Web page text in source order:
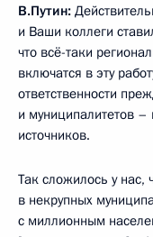
В.Путин:
и Ваши коллеги
что всё-таки
включатся в эту
ответственности
и муниципалитетов
источников.
Так сложилось у нас,
в некрупных
с миллионным